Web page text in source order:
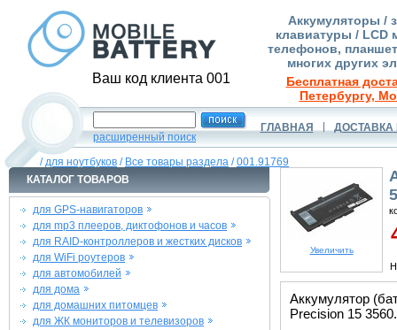
Ваш код клиента 001
Аккумуляторы /
клавиатуры / LCD
телефонов,
многих других
Бесплатная
Петербургу,
расширенный поиск
ГЛАВНАЯ ДОСТАВКА
/для ноутбуков / Все товары раздела /001.91769
КАТАЛОГ ТОВАРОВ
для GPS-навигаторов
для mp3 плееров, диктофонов и часов
для RAID-контроллеров и жестких дисков
для WiFi роутеров
для автомобилей
для дома
для домашних питомцев
для ЖК мониторов и телевизоров
Увеличить
Аккумулятор
Precision 15 3560.